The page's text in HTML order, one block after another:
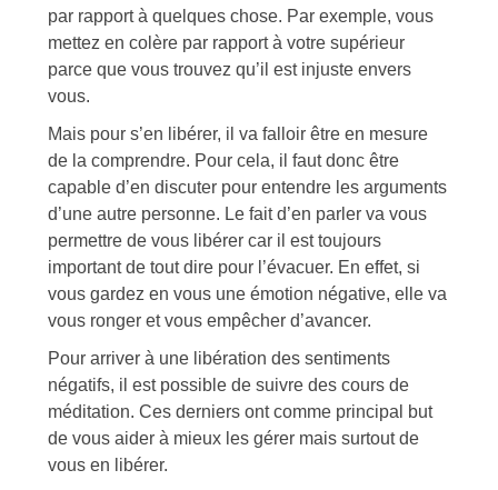
par rapport à quelques chose. Par exemple, vous
mettez en colère par rapport à votre supérieur
parce que vous trouvez qu’il est injuste envers
vous.
Mais pour s’en libérer, il va falloir être en mesure
de la comprendre. Pour cela, il faut donc être
capable d’en discuter pour entendre les arguments
d’une autre personne. Le fait d’en parler va vous
permettre de vous libérer car il est toujours
important de tout dire pour l’évacuer. En effet, si
vous gardez en vous une émotion négative, elle va
vous ronger et vous empêcher d’avancer.
Pour arriver à une libération des sentiments
négatifs, il est possible de suivre des cours de
méditation. Ces derniers ont comme principal but
de vous aider à mieux les gérer mais surtout de
vous en libérer.